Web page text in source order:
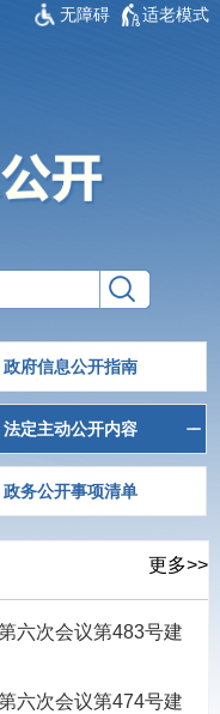
无障碍 适老模式
政府信息公开指南
法定主动公开内容
政务公开事项清单
更多>>
六次会议第483号建
六次会议第474号建